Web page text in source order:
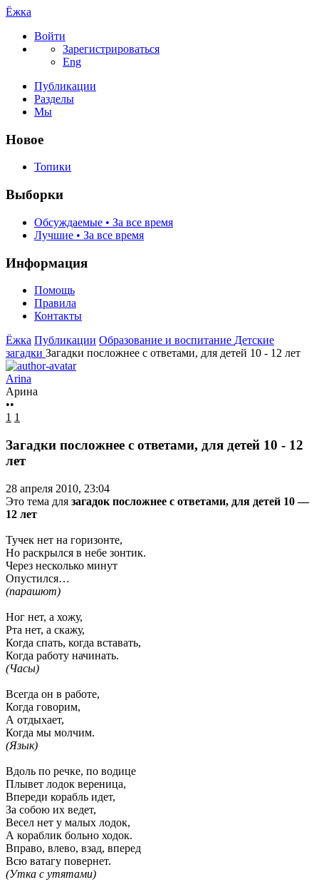
Ёжка
Войти
Зарегистрироваться
Eng
Публикации
Разделы
Мы
Новое
Топики
Выборки
Обсуждаемые • За все время
Лучшие • За все время
Информация
Помощь
Правила
Контакты
Ёжка Публикации Образование и воспитание Детские
загадки Загадки посложнее с ответами, для детей 10 - 12 лет
Arina
Арина
••
1 1
Загадки посложнее с ответами, для детей 10 - 12
лет
28 апреля 2010, 23:04
Это тема для загадок посложнее с ответами, для детей 10 —
12 лет
Тучек нет на горизонте,
Но раскрылся в небе зонтик.
Через несколько минут
Опустился…
(парашют)
Ног нет, а хожу,
Рта нет, а скажу,
Когда спать, когда вставать,
Когда работу начинать.
(Часы)
Всегда он в работе,
Когда говорим,
А отдыхает,
Когда мы молчим.
(Язык)
Вдоль по речке, по водице
Плывет лодок вереница,
Впереди корабль идет,
За собою их ведет,
Весел нет у малых лодок,
А кораблик больно ходок.
Вправо, влево, взад, вперед
Всю ватагу повернет.
(Утка с утятами)